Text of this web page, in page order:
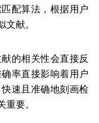
配算法，根据用户
文献。
的相关性会直接反
率直接影响着用户
速且准确地刻画检
重要。